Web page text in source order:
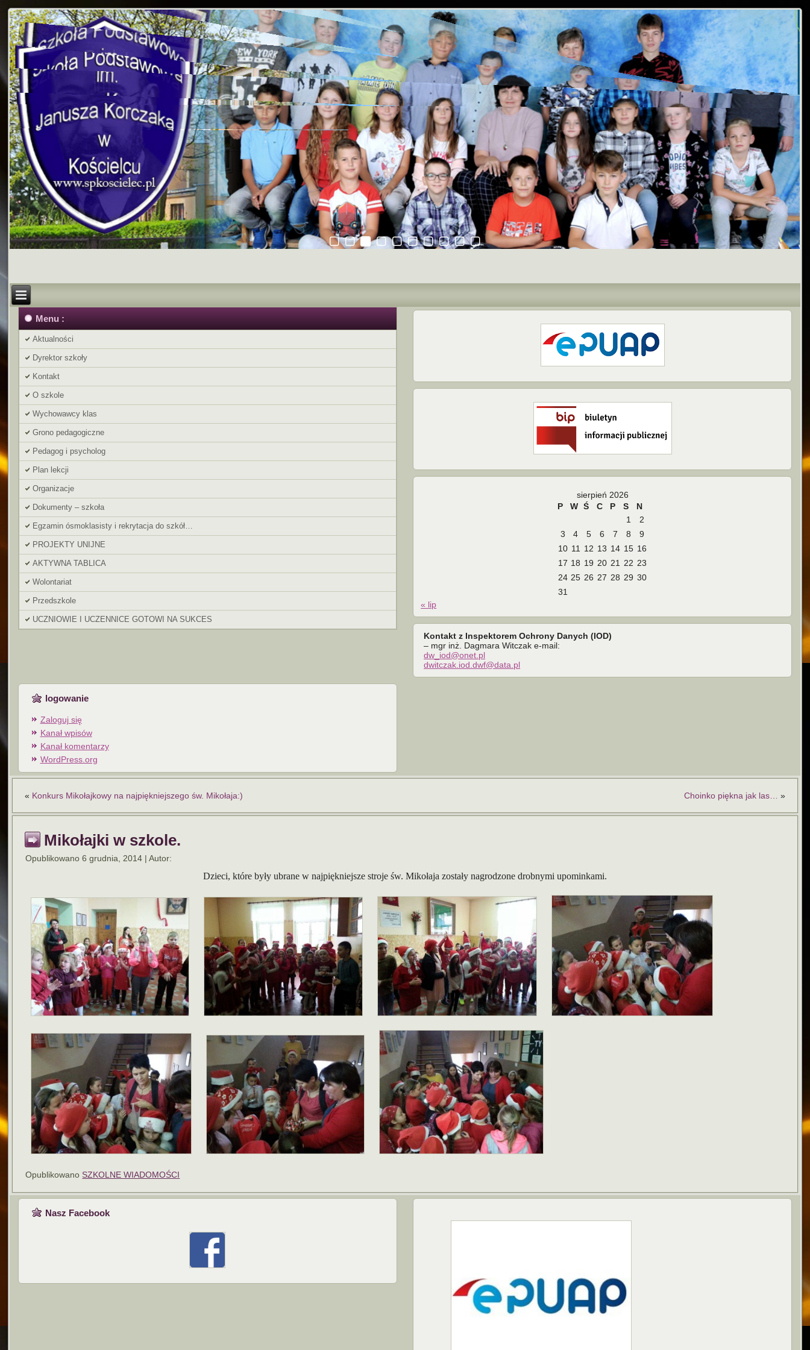
Menu :
Aktualności
Dyrektor szkoły
Kontakt
O szkole
Wychowawcy klas
Grono pedagogiczne
Pedagog i psycholog
Plan lekcji
Organizacje
Dokumenty – szkoła
Egzamin ósmoklasisty i rekrytacja do szkół…
PROJEKTY UNIJNE
AKTYWNA TABLICA
Wolontariat
Przedszkole
UCZNIOWIE I UCZENNICE GOTOWI NA SUKCES
sierpień 2026
P
W Ś C P S
N
1
2
3
4 5 6 7 8
9
10 11 12 13 14 15 16
17 18 19 20 21 22 23
24 25 26 27 28 29 30
31
« lip
Kontakt z Inspektorem Ochrony Danych (IOD)
– mgr inż. Dagmara Witczak e-mail:
dw_iod@onet.pl
dwitczak.iod.dwf@data.pl
logowanie
Zaloguj się
Kanał wpisów
Kanał komentarzy
WordPress.org
« Konkurs Mikołajkowy na najpiękniejszego św. Mikołaja:) Choinko piękna jak las… »
Mikołajki w szkole.
Opublikowano 6 grudnia, 2014 |Autor:
Dzieci, które były ubrane w najpiękniejsze stroje św. Mikołaja zostały nagrodzone drobnymi upominkami.
Opublikowano SZKOLNE WIADOMOŚCI
Nasz Facebook